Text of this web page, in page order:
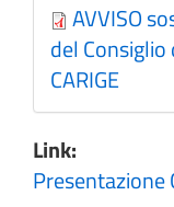
AVVISO
del
CARIGE
Link:
Presentazione